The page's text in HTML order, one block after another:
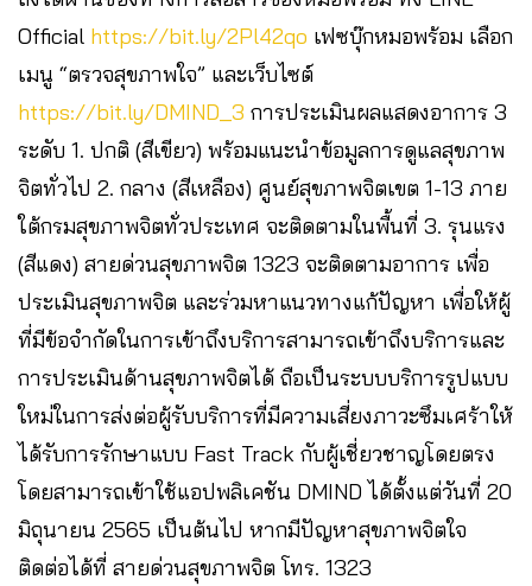
Official https://bit.ly/2Pl42qo เฟซบุ๊กหมอพร้อม เลือก
เมนู “ตรวจสุขภาพใจ” และเว็บไซต์
https://bit.ly/DMIND_3 การประเมินผลแสดงอาการ 3
ระดับ 1. ปกติ (สีเขียว) พร้อมแนะนำข้อมูลการดูแลสุขภาพ
จิตทั่วไป 2. กลาง (สีเหลือง) ศูนย์สุขภาพจิตเขต 1-13 ภาย
ใต้กรมสุขภาพจิตทั่วประเทศ จะติดตามในพื้นที่ 3. รุนแรง
(สีแดง) สายด่วนสุขภาพจิต 1323 จะติดตามอาการ เพื่อ
ประเมินสุขภาพจิต และร่วมหาแนวทางแก้ปัญหา เพื่อให้ผู้
ที่มีข้อจำกัดในการเข้าถึงบริการสามารถเข้าถึงบริการและ
การประเมินด้านสุขภาพจิตได้ ถือเป็นระบบบริการรูปแบบ
ใหม่ในการส่งต่อผู้รับบริการที่มีความเสี่ยงภาวะซึมเศร้าให้
ได้รับการรักษาแบบ Fast Track กับผู้เชี่ยวชาญโดยตรง
โดยสามารถเข้าใช้แอปพลิเคชัน DMIND ได้ตั้งแต่วันที่ 20
มิถุนายน 2565 เป็นต้นไป หากมีปัญหาสุขภาพจิตใจ
ติดต่อได้ที่ สายด่วนสุขภาพจิต โทร. 1323